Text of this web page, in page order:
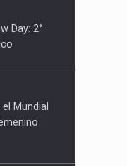
Day: 2°
Mundial